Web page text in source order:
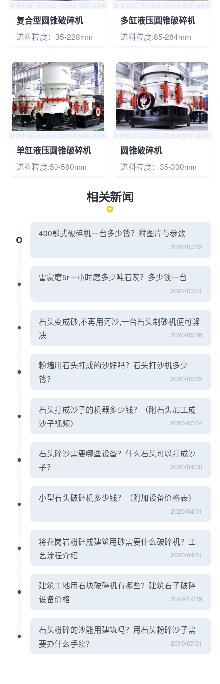
复合型圆锥破碎机
进料粒度：35-228mm
多缸液压圆锥破碎机
进料粒度:85-284mm
单缸液压圆锥破碎机
进料粒度:50-560mm
圆锥破碎机
进料粒度：35-300mm
相关新闻
400鄂式破碎机一台多少钱？附图片与参数
2022/03/02
雷蒙磨5r一小时磨多少吨石灰？多少钱一台
2022/03/01
石头变成砂,不再用河沙,一台石头制砂机便可解
决
2020/05/26
粉墙用石头打成的沙好吗？石头打沙机多少
钱？
2020/05/22
石头打成沙子的机器多少钱？（附石头加工成
沙子视频）
2020/05/04
石头碎沙需要哪些设备？什么石头可以打成沙
子？
2020/04/30
小型石头破碎机多少钱？（附加设备价格表）
2020/04/01
将花岗岩粉碎成建筑用砂需要什么破碎机？工
艺流程介绍
2020/04/01
建筑工地用石块破碎机有哪些？建筑石子破碎
设备价格
2019/12/19
石头粉碎的沙能用建筑吗？用石头粉碎沙子需
要办什么手续？
2019/07/31